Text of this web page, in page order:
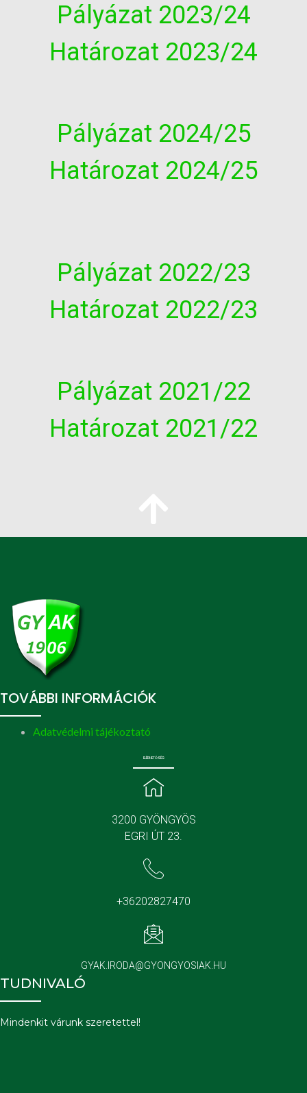
Pályázat 2023/24
Határozat 2023/24
Pályázat 2024/25
Határozat 2024/25
Pályázat 2022/23
Határozat 2022/23
Pályázat 2021/22
Határozat 2021/22
TOVÁBBI INFORMÁCIÓK
Adatvédelmi tájékoztató
ELÉRHETŐSÉG
3200 GYÖNGYÖS
EGRI ÚT 23.
+36202827470
GYAK.IRODA@GYONGYOSIAK.HU
TUDNIVALÓ
Mindenkit várunk szeretettel!